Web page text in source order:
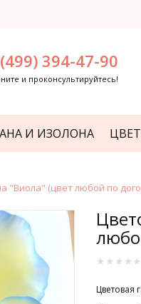
394-47-90
и проконсультируйтесь!
И ИЗОЛОНА
"Виола" (цвет любой по
Цветовая